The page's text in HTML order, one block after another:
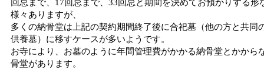
回忌まで、17回忌まで、33回忌と期間を決めてお預かりする形
様々ありますが、
多くの納骨堂は上記の契約期間終了後に合祀墓（他の方と共同
供養墓）に移すケースが多いようです。
お寺により、お墓のように年間管理費がかかる納骨堂とかから
骨堂があります。